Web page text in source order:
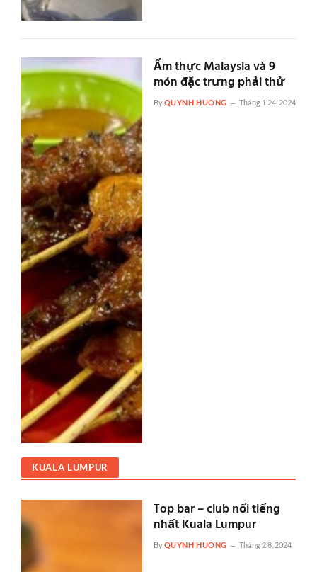
Ẩm thực Malaysia và 9
món đặc trưng phải thử
ByQUYNH HUONG Tháng 1 24, 2024
KUALA LUMPUR
Top bar – club nổi tiếng
nhất Kuala Lumpur
ByQUYNH HUONG Tháng 2 8, 2024